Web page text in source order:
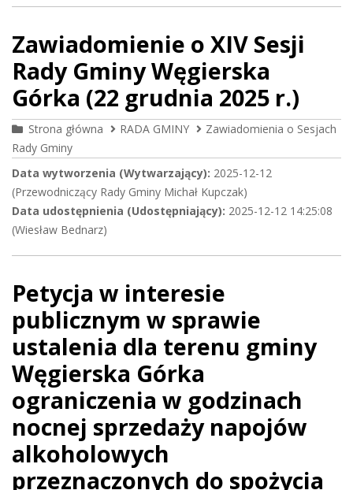
Zawiadomienie o XIV Sesji
Rady Gminy Węgierska
Górka (22 grudnia 2025 r.)
Strona główna RADA GMINY
Zawiadomienia o Sesjach
Rady Gminy
Data wytworzenia (Wytwarzający): 2025-12-12
(Przewodniczący Rady Gminy Michał Kupczak)
Data udostępnienia (Udostępniający): 2025-12-12 14:25:08
(Wiesław Bednarz)
Petycja w interesie
publicznym w sprawie
ustalenia dla terenu gminy
Węgierska Górka
ograniczenia w godzinach
nocnej sprzedaży napojów
alkoholowych
przeznaczonych do spożycia